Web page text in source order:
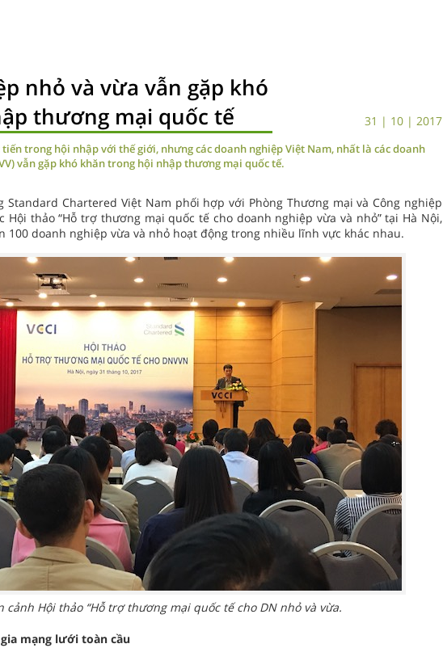
nhỏ và vừa vẫn gặp khó
thương mại quốc tế
31 | 10 | 2017
trong hội nhập với thế giới, nhưng các doanh nghiệp Việt Nam, nhất là các doanh
vẫn gặp khó khăn trong hội nhập thương mại quốc tế.
Standard Chartered Việt Nam phối hợp với Phòng Thương mại và Công nghiệp
Hội thảo “Hỗ trợ thương mại quốc tế cho doanh nghiệp vừa và nhỏ” tại Hà Nội,
100 doanh nghiệp vừa và nhỏ hoạt động trong nhiều lĩnh vực khác nhau.
cảnh Hội thảo “Hỗ trợ thương mại quốc tế cho DN nhỏ và vừa.
mạng lưới toàn cầu